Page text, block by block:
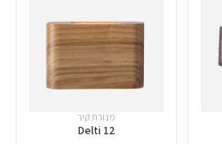
מנורת קיר
Delti 12